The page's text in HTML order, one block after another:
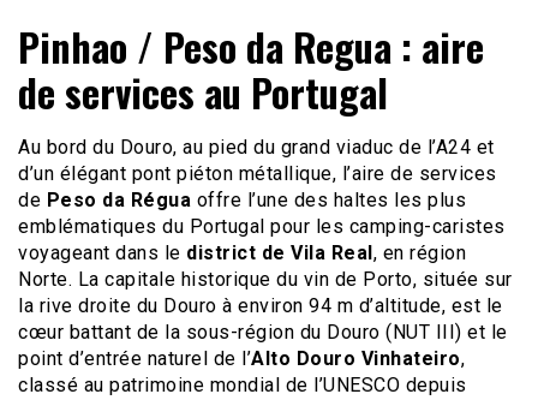
Camping-car Travel
Pinhao / Peso da Regua : aire
de services au Portugal
Au bord du Douro, au pied du grand viaduc de l’A24 et
d’un élégant pont piéton métallique, l’aire de services
de Peso da Régua offre l’une des haltes les plus
emblématiques du Portugal pour les camping-caristes
voyageant dans le district de Vila Real, en région
Norte. La capitale historique du vin de Porto, située sur
la rive droite du Douro à environ 94 m d’altitude, est le
cœur battant de la sous-région du Douro (NUT III) et le
point d’entrée naturel de l’Alto Douro Vinhateiro,
classé au patrimoine mondial de l’UNESCO depuis